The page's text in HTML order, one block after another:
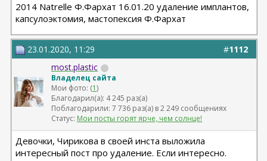
2014 Natrelle Ф.Фархат 16.01.20 удаление имплантов,
капсулоэктомия, мастопексия Ф.Фархат
#1112
23.01.2020, 11:29
most.plastic
Владелец сайта
Мои фото: (1)
Благодарил(а): 4 245 раз(а)
Поблагодарили: 7 736 раз(а) в 2 249 сообщениях
Статус: Мои посты горят ярче, чем солнце!
Девочки, Чирикова в своей инста выложила
интересный пост про удаление. Если интересно.